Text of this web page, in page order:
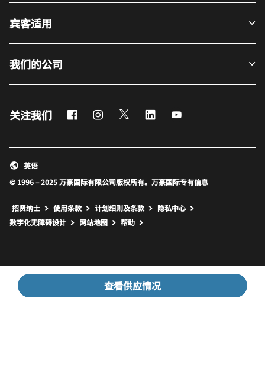
查看供应情况
宾客适用
我们的公司
关注我们 FacebookInstagram
Twitter LinkedIn
© 1996 – 2025 万豪国际有限公司版权所有。万豪国际专有信息
英语
招贤纳士 使用条款 计划细则及条款
隐私中心
数字化无障碍设计
网站地图 打开新窗口
帮助